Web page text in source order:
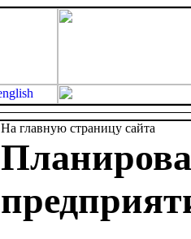
На главную страницу сайта